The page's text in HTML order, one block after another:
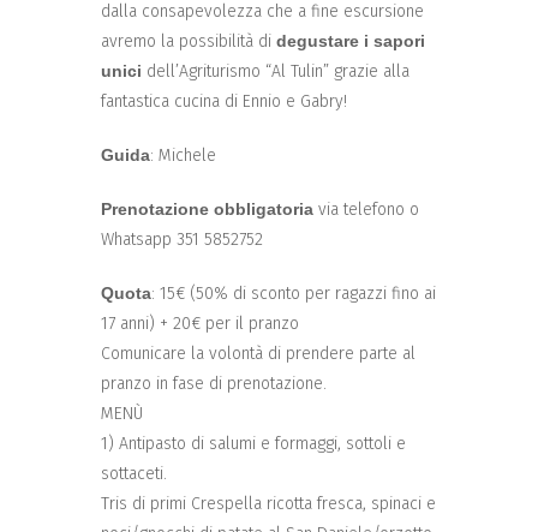
dalla consapevolezza che a fine escursione
avremo la possibilità di degustare i sapori
unici dell’Agriturismo “Al Tulin” grazie alla
fantastica cucina di Ennio e Gabry!
Guida: Michele
Prenotazione obbligatoria via telefono o
Whatsapp 351 5852752
Quota: 15€ (50% di sconto per ragazzi fino ai
17 anni) + 20€ per il pranzo
Comunicare la volontà di prendere parte al
pranzo in fase di prenotazione.
MENÙ
1) Antipasto di salumi e formaggi, sottoli e
sottaceti.
Tris di primi Crespella ricotta fresca, spinaci e